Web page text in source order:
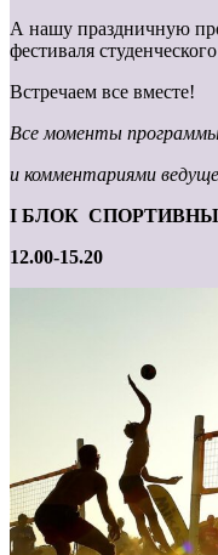
А нашу праздничную
фестиваля
Встречаем все вместе!
Все моменты
и комментариями
I БЛОК
12.00-15.20